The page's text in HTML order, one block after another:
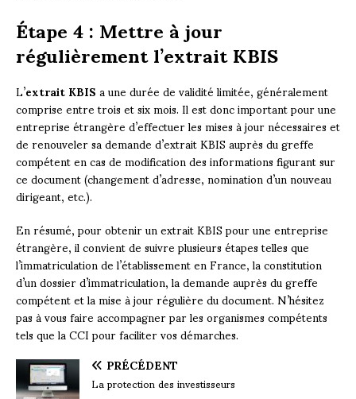
Étape 4 : Mettre à jour
régulièrement l’extrait KBIS
L’extrait KBISa une durée de validité limitée, généralement
comprise entre trois et six mois. Il est donc important pour une
entreprise étrangère d’effectuer les mises à jour nécessaires et
de renouveler sa demande d’extrait KBIS auprès du greffe
compétent en cas de modification des informations figurant sur
ce document (changement d’adresse, nomination d’un nouveau
dirigeant, etc.).
En résumé, pour obtenir un extrait KBIS pour une entreprise
étrangère, il convient de suivre plusieurs étapes telles que
l’immatriculation de l’établissement en France, la constitution
d’un dossier d’immatriculation, la demande auprès du greffe
compétent et la mise à jour régulière du document. N’hésitez
pas à vous faire accompagner par les organismes compétents
tels que la CCI pour faciliter vos démarches.
PRÉCÉDENT
La protection des investisseurs